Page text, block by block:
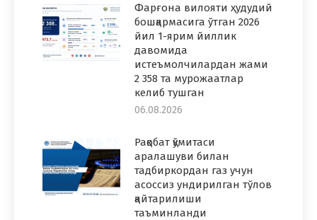
Фарғона вилояти ҳудудий
бошқармасига ўтган 2026
йил 1-ярим йиллик
давомида
истеъмолчилардан жами
2 358 та мурожаатлар
келиб тушган
06.08.2026
Рақобат қўмитаси
аралашуви билан
тадбиркордан газ учун
асоссиз ундирилган тўлов
қайтарилиши
таъминланди